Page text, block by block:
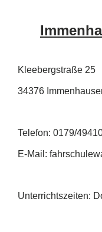
Kleebergstraße 25
34376
Telefon: 0179/
E-Mail:
Unterrichtszeiten: